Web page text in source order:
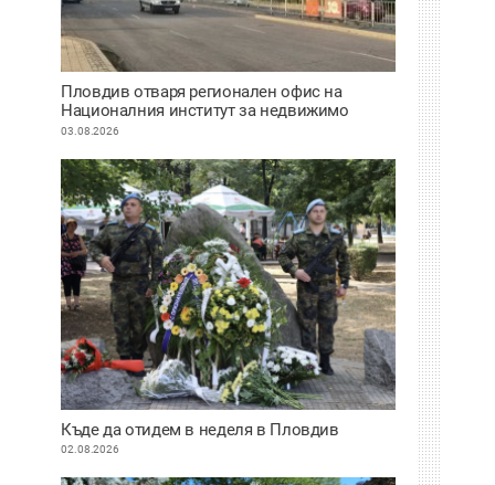
Пловдив отваря регионален офис на
Националния институт за недвижимо
културно наследство
03.08.2026
Къде да отидем в неделя в Пловдив
02.08.2026